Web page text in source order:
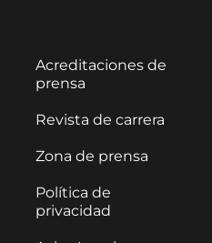
Acreditaciones de
prensa
Revista de carrera
Zona de prensa
Política de
privacidad